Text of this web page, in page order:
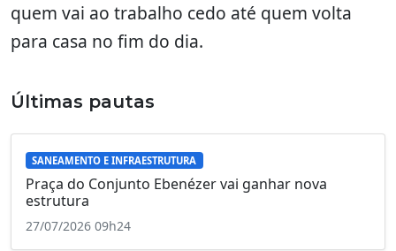
quem vai ao trabalho cedo até quem volta
para casa no fim do dia.
Últimas pautas
SANEAMENTO E INFRAESTRUTURA
Praça do Conjunto Ebenézer vai ganhar nova
estrutura
27/07/2026 09h24